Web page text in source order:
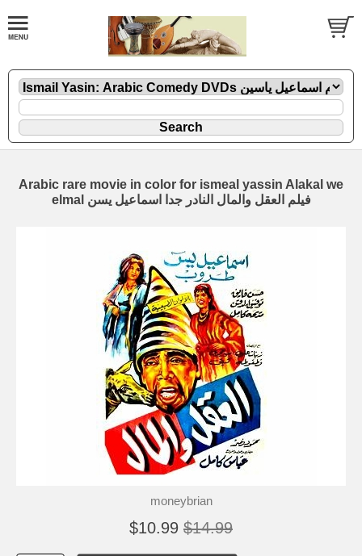
Arabic rare movie in color for ismeal yassin Alakal we
elmal فيلم العقل والمال النادر جدا اسماعيل يسن
moneybrian
$10.99 $14.99